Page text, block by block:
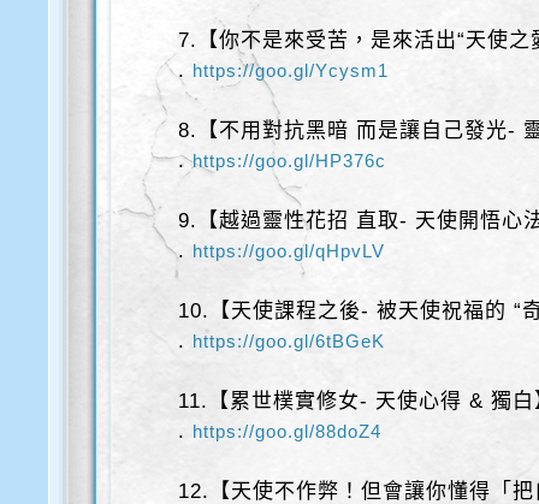
7.【你不是來受苦，是來活出“天使之
. https://goo.gl/Ycysm1
8.【不用對抗黑暗 而是讓自己發光-
.https://goo.gl/HP376c
9.【越過靈性花招 直取- 天使開悟心
. https://goo.gl/qHpvLV
10.【天使課程之後- 被天使祝福的 “
. https://goo.gl/6tBGeK
11.【累世樸實修女- 天使心得 & 獨白
. https://goo.gl/88doZ4
12.【天使不作弊！但會讓你懂得「